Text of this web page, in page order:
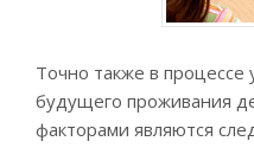
Точно также в процессе
будущего проживания
факторами являются